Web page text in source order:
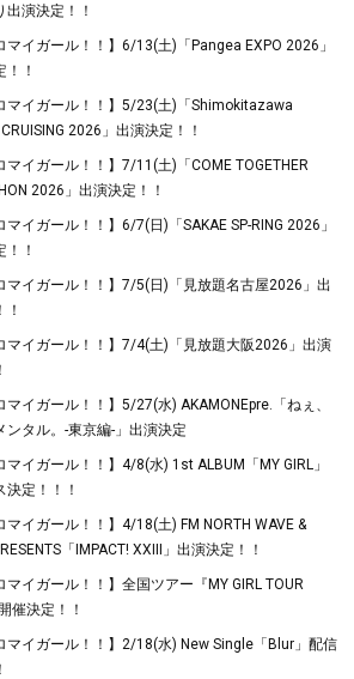
出演決定！！
マイガール！！】6/13(土)「Pangea EXPO 2026」
！！
マイガール！！】5/23(土)「Shimokitazawa
2026」出演決定！！
マイガール！！】7/11(土)「COME TOGETHER
2026」出演決定！！
マイガール！！】6/7(日)「SAKAE SP-RING 2026」
！！
マイガール！！】7/5(日)「見放題名古屋2026」出
マイガール！！】7/4(土)「見放題大阪2026」出演
マイガール！！】5/27(水) AKAMONEpre.「ねぇ、
ンタル。-東京編-」出演決定
マイガール！！】4/8(水) 1st ALBUM「MY GIRL」
決定！！！
マイガール！！】4/18(土) FM NORTH WAVE &
「IMPACT! XXIII」出演決定！！
マイガール！！】全国ツアー『MY GIRL TOUR
催決定！！
マイガール！！】2/18(水) New Single「Blur」配信